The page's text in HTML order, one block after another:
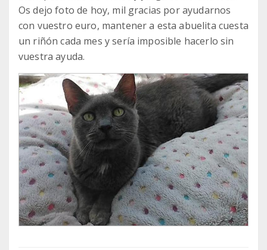
Os dejo foto de hoy, mil gracias por ayudarnos
con vuestro euro, mantener a esta abuelita cuesta
un riñón cada mes y sería imposible hacerlo sin
vuestra ayuda.